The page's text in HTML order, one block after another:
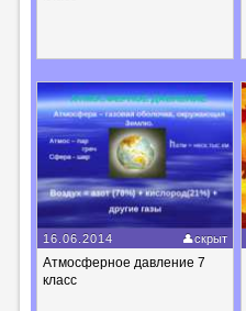
16.06.2014 скрыт
Атмосферное давление 7
класс